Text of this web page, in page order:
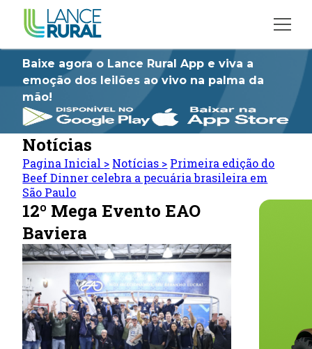
Baixe agora o Lance Rural App e viva a
emoção dos leilões ao vivo na palma da
mão!
Notícias
Pagina Inicial > Notícias > Primeira edição do
Beef Dinner celebra a pecuária brasileira em
São Paulo
12º Mega Evento EAO
Baviera